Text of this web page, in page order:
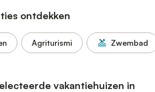
ontdekken
Agriturismi Zwembad
vakantiehuizen in